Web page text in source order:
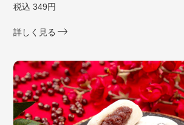
税込 349円
詳しく見る